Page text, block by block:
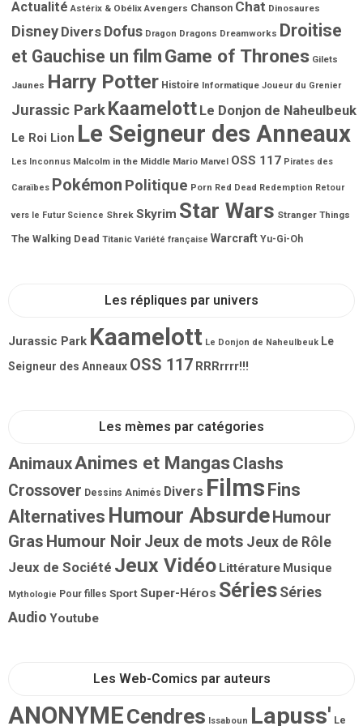
Actualité Astérix & Obélix Avengers Chanson Chat Dinosaures
Disney Divers Dofus Dragon Dragons Dreamworks Droitise
et Gauchise un film Game of Thrones Gilets
Jaunes Harry Potter Histoire Informatique Joueur du Grenier
Jurassic ParkKaamelott Le Donjon de Naheulbeuk
Le Roi Lion Le Seigneur des Anneaux
Les Inconnus Malcolm in the Middle Mario Marvel OSS 117 Pirates des
Caraïbes Pokémon Politique Porn Red Dead Redemption Retour
vers le Futur Science Shrek Skyrim Star Wars Stranger Things
The Walking Dead Titanic Variété française Warcraft Yu-Gi-Oh
Les répliques par univers
Jurassic Park Kaamelott Le Donjon de Naheulbeuk Le
Seigneur des Anneaux OSS 117 RRRrrrr!!!
Les mèmes par catégories
AnimauxAnimes et MangasClashs
Crossover Dessins Animés Divers Films Fins
Alternatives Humour Absurde Humour
Gras Humour Noir Jeux de mots Jeux de Rôle
Jeux de Société Jeux Vidéo Littérature Musique
Mythologie Pour filles SportSuper-Héros Séries Séries
Audio Youtube
Les Web-Comics par auteurs
ANONYMECendres Issaboun Lapuss' Le